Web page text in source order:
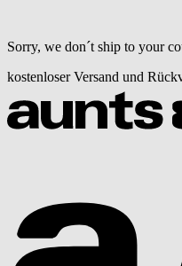
Sorry, we don´t ship to your
kostenloser Versand und